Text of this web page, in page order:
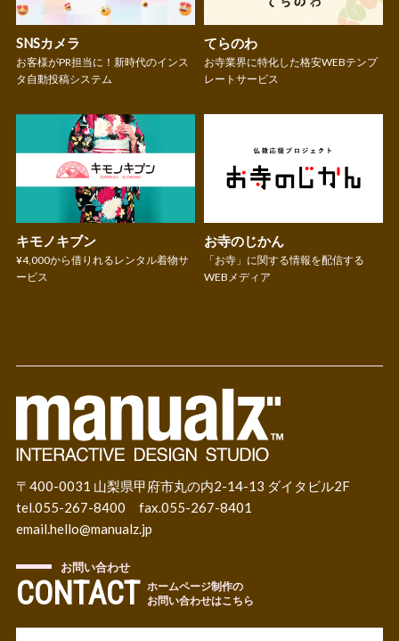
SNSカメラ
お客様がPR担当に！新時代のインス
タ自動投稿システム
てらのわ
お寺業界に特化した格安WEBテンプ
レートサービス
キモノキブン
¥4,000から借りれるレンタル着物サ
ービス
お寺のじかん
「お寺」に関する情報を配信する
WEBメディア
〒400-0031 山梨県甲府市丸の内2-14-13 ダイタビル2F
tel.055-267-8400 fax.055-267-8401
email.hello@manualz.jp
お問い合わせ
CONTACT ホームページ制作の
お問い合わせはこちら